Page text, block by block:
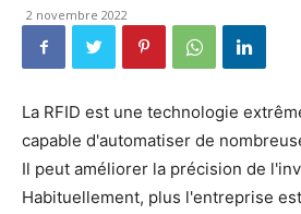
2 novembre 2022
La RFID est une technologie
capable d'automatiser de
Il peut améliorer la précision de
Habituellement, plus l'entreprise